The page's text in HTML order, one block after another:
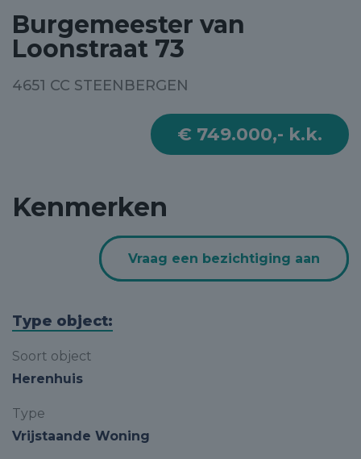
Burgemeester van
Loonstraat 73
4651 CC STEENBERGEN
€ 749.000,- k.k.
Kenmerken
Vraag een bezichtiging aan
Type object:
Soort object
Herenhuis
Type
Vrijstaande Woning